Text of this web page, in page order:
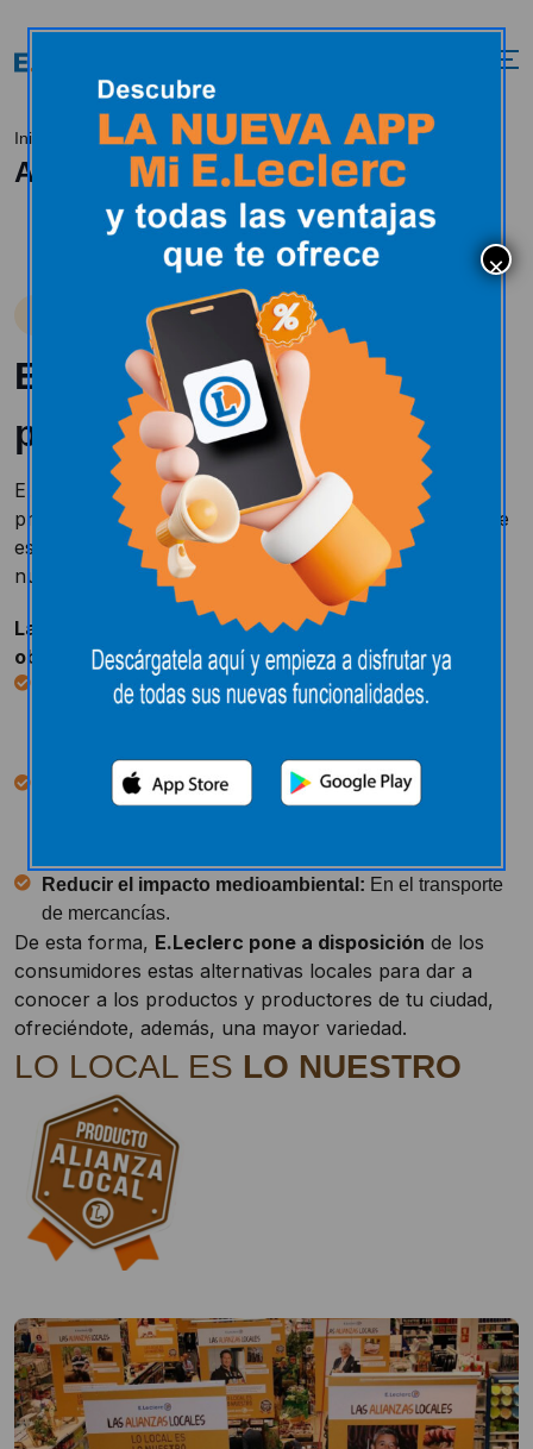
Inicio Alianzas locales
Alianzas locales
Alianzas Locales
Elegimos ofrecerte
producto local
E.Leclerc abre sus puertas a los productos y
productores de las ciudades y comunidades en las que
está presente para que podamos disfrutar de lo
nuestro.
Las alianzas locales tienen como principales
objetivos:
Fomentar la economía de la ciudad:Por la
Promover los productos locales:De productores y
artesanos situados en un cercano radio de nuestros
Reducir el impacto medioambiental: En el transporte
de mercancías.
De esta forma, E.Leclerc pone a disposición de los
consumidores estas alternativas locales para dar a
conocer a los productos y productores de tu ciudad,
ofreciéndote, además, una mayor variedad.
LO LOCAL ES LO NUESTRO